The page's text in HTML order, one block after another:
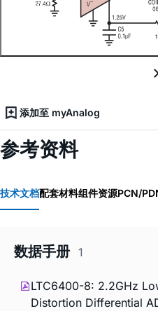
添加至 myAnalog
参考资料
技术文档配套材料组件资源PCN/
数据手册 1
LTC6400-8: 2.2GHz
Distortion Differential